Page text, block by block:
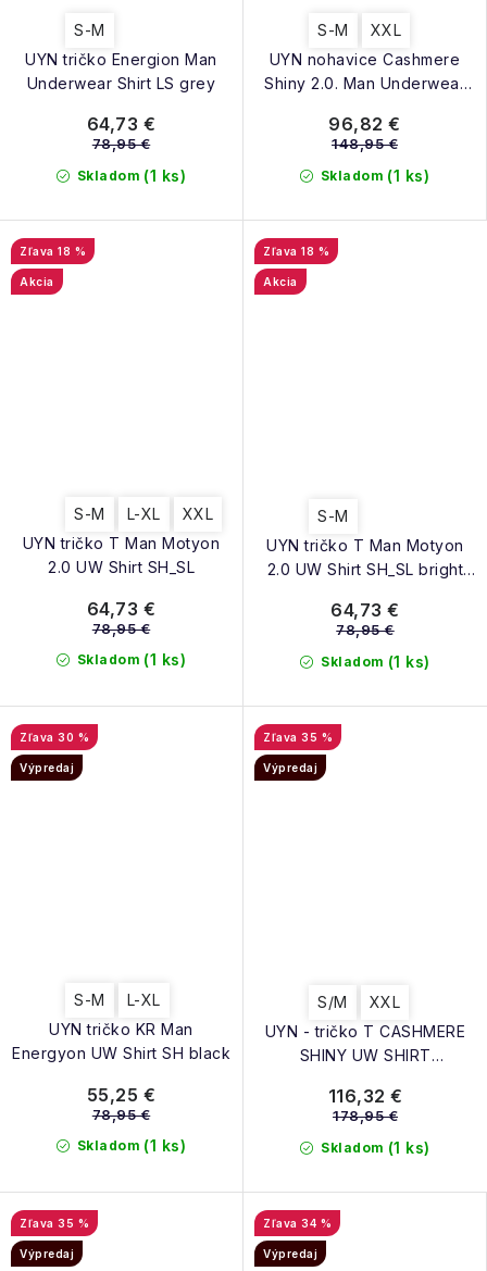
UYN tričko Energion Man
Underwear Shirt LS grey
S-M
Skladom (1 ks)
64,73 €
78,95 €
UYN nohavice Cashmere
Shiny 2.0. Man Underwear
S-M XXL
Skladom (1 ks)
96,82 €
148,95 €
UYN tričko T Man Motyon
2.0 UW Shirt SH_SL
18 %
Akcia
S-M L-XL XXL
Skladom (1 ks)
64,73 €
78,95 €
UYN tričko T Man Motyon
2.0 UW Shirt SH_SL bright
18 %
Akcia
S-M
Skladom (1 ks)
64,73 €
78,95 €
UYN tričko KR Man
Energyon UW Shirt SH black
30 %
Výpredaj
S-M L-XL
Skladom (1 ks)
55,25 €
78,95 €
UYN - tričko T CASHMERE
SHINY UW SHIRT
35 %
Výpredaj
S/M XXL
Skladom (1 ks)
116,32 €
178,95 €
35 %
Výpredaj
34 %
Výpredaj